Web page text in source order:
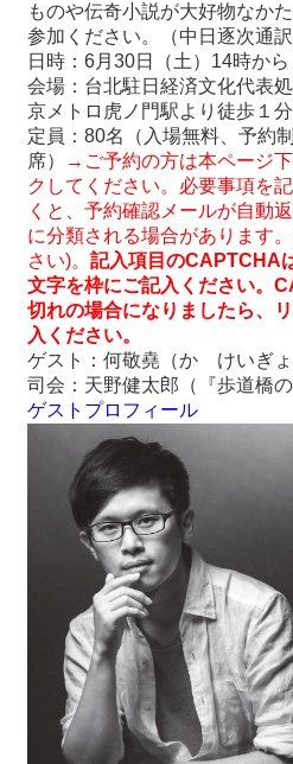
関
連
リ
ン
ク
ホ
ー
ム
サ
イ
ト
マ
ッ
プ
ものや伝奇小説が大好物な
参加ください。（中日逐次通訳
日時： 6月 30日（土） 14時から
会場：台北駐日経済文化代表
京メトロ虎ノ門駅より徒歩１分
定員： 80名（入場無料、予約制
席）
→ご予約の方は本ページ
クしてください。必要事項を
くと、予約確認メールが自動
に分類される場合があります
さい)。 記入項目のCAPTCHA
文字を枠にご記入ください。
切れの場合になりましたら、
入ください。
ゲスト：何敬堯（か けいぎょ
司会：天野健太郎（『歩道橋
ゲストプロフィール